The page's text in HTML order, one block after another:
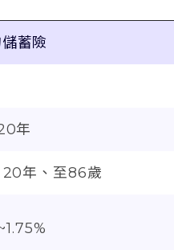
蓄險
年
20年、至86歲